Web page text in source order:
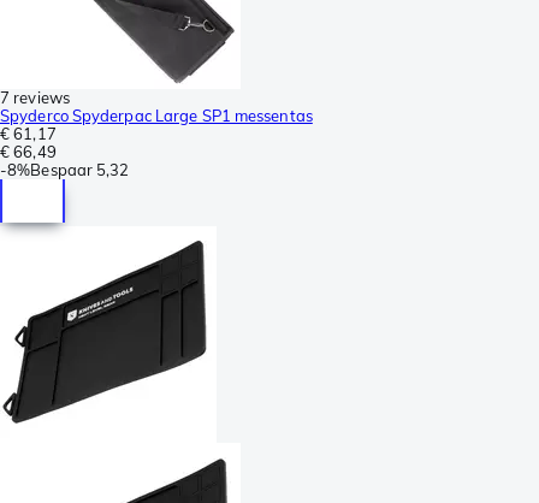
7 reviews
Spyderco Spyderpac Large SP1 messentas
€ 61,17
€ 66,49
-8%Bespaar 5,32